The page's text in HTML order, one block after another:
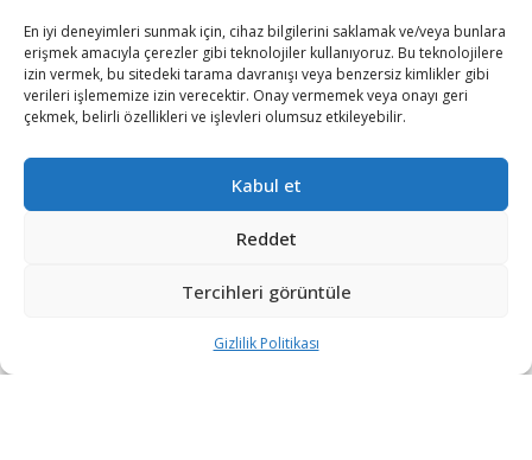
En iyi deneyimleri sunmak için, cihaz bilgilerini saklamak ve/veya bunlara
erişmek amacıyla çerezler gibi teknolojiler kullanıyoruz. Bu teknolojilere
izin vermek, bu sitedeki tarama davranışı veya benzersiz kimlikler gibi
verileri işlememize izin verecektir. Onay vermemek veya onayı geri
çekmek, belirli özellikleri ve işlevleri olumsuz etkileyebilir.
Kabul et
Reddet
Tercihleri görüntüle
Gizlilik Politikası
2026 © Savunma TR. Tüm Hakları Saklıdır.
Savunma Sanayii
Deniz Platformları
Kategoriler
Teknoloji
Röportajlar
Politika
Dosya Haber
SavunmaTR
Gizlilik Politikası